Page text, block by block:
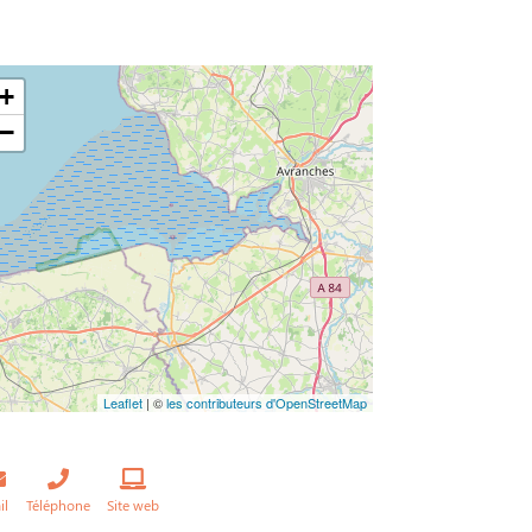
+
−
Leaflet| ©les contributeurs d'OpenStreetMap
Téléphone Site web